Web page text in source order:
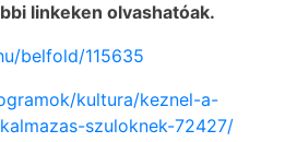
linkeken olvashatóak.
belfold/115635
kultura/keznel-a-
szuloknek-72427/